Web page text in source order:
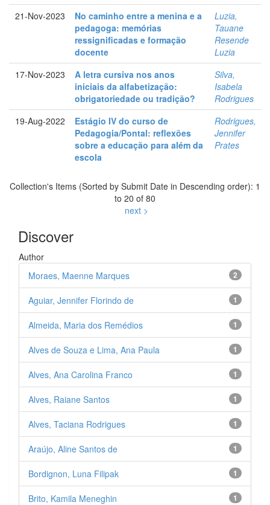
21-Nov-2023
No caminho entre a menina e a
pedagoga: memórias
ressignificadas e formação
docente
Luzia,
Tauane
Resende
Luzia
17-Nov-2023
A letra cursiva nos anos
iniciais da alfabetização:
obrigatoriedade ou tradição?
Silva,
Isabela
Rodrigues
19-Aug-2022
Estágio IV do curso de
Pedagogia/Pontal: reflexões
sobre a educação para além da
escola
Rodrigues,
Jennifer
Prates
Collection's Items (Sorted by Submit Date in Descending order): 1
to 20 of 80
next >
Discover
Author
2
Moraes, Maenne Marques
1
Aguiar, Jennifer Florindo de
1
Almeida, Maria dos Remédios
1
Alves de Souza e Lima, Ana Paula
1
Alves, Ana Carolina Franco
1
Alves, Raiane Santos
1
Alves, Taciana Rodrigues
1
Araújo, Aline Santos de
1
Bordignon, Luna Filipak
1
Brito, Kamila Meneghin